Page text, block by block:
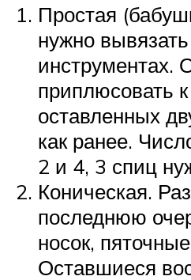
Простая
нужно
инструментах.
приплюсовать
оставленных
как ранее.
2 и 4, 3 спиц
Коническая.
последнюю
носок,
Оставшиеся